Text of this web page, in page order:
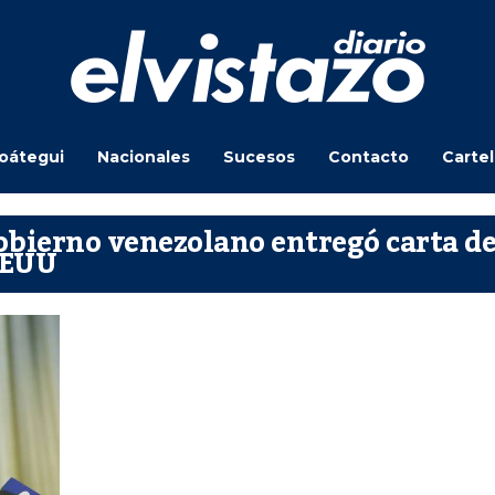
Nacionales Sucesos Contacto
venezolano entregó carta de